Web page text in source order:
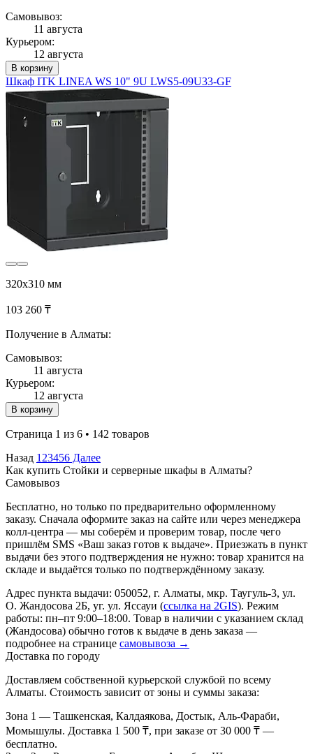
Самовывоз:
11 августа
Курьером:
12 августа
В корзину
Шкаф ITK LINEA WS 10" 9U LWS5-09U33-GF
320х310 мм
103 260 ₸
Получение в Алматы:
Самовывоз:
11 августа
Курьером:
12 августа
В корзину
Страница 1 из 6 • 142 товаров
Назад 123456 Далее
Как купить Стойки и серверные шкафы в Алматы?
Самовывоз
Бесплатно, но только по предварительно оформленному
заказу. Сначала оформите заказ на сайте или через менеджера
колл-центра — мы соберём и проверим товар, после чего
пришлём SMS «Ваш заказ готов к выдаче». Приезжать в пункт
выдачи без этого подтверждения не нужно: товар хранится на
складе и выдаётся только по подтверждённому заказу.
Адрес пункта выдачи: 050052, г. Алматы, мкр. Таугуль-3, ул.
О. Жандосова 2Б, уг. ул. Яссауи (ссылка на 2GIS). Режим
работы: пн–пт 9:00–18:00. Товар в наличии с указанием склад
(Жандосова) обычно готов к выдаче в день заказа —
подробнее на странице самовывоза →
Доставка по городу
Доставляем собственной курьерской службой по всему
Алматы. Стоимость зависит от зоны и суммы заказа:
Зона 1 — Ташкенская, Калдаякова, Достык, Аль-Фараби,
Момышулы. Доставка 1 500 ₸, при заказе от 30 000 ₸ —
бесплатно.